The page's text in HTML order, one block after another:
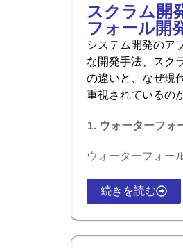
スクラム開
フォール開
システム開発のア
な開発手法、スク
の違いと、なぜ現
重視されているの
1. ウォーターフォ
ウォーターフォー
続きを読む